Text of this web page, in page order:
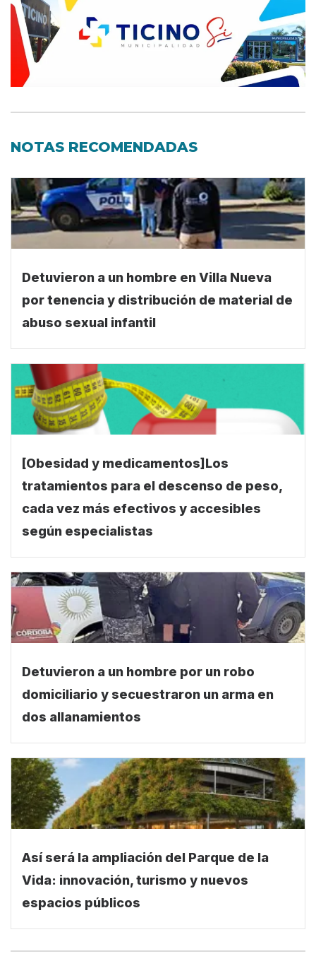
NOTAS RECOMENDADAS
Detuvieron a un hombre en Villa Nueva
por tenencia y distribución de material de
abuso sexual infantil
[Obesidad y medicamentos]Los
tratamientos para el descenso de peso,
cada vez más efectivos y accesibles
según especialistas
Detuvieron a un hombre por un robo
domiciliario y secuestraron un arma en
dos allanamientos
Así será la ampliación del Parque de la
Vida: innovación, turismo y nuevos
espacios públicos